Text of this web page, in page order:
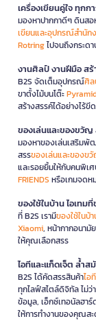
เครื่องเขียนคู่ใจ ทุกก
มองหาปากกาดีๆ ดินส
เขียนและอุปกรณ์สำนัก
Rotringไปจนถึงกระด
งานศิลป์ งานฝีมือ สร้
B2S จัดเต็มอุปกรณ์ศิล
ขาตั้งไม้บนโต๊ะ
สร้างสรรค์ได้อย่างไร้ขี
ของเล่นและของขวั
มองหาของเล่นเสริมพั
สรรของเล่นและของข
และรอยยิ้มให้กับคนพิเ
FRIENDS หรือเกมจดห
ของใช้ในบ้าน ไอเทม
ที่ B2S เรามีของใช้ในบ้
Xiaomi, หน้ากากอนามั
ให้คุณเลือกสรร
ไอทีและแก็ดเจ็ต ล้ำ
B2S ได้คัดสรรสินค้าไอ
ทุกไลฟ์สไตล์ดิจิทัล ไม่ว่
ข้อมูล, เอ็กซ์เทอนัลฮา
ให้การทำงานของคุณส